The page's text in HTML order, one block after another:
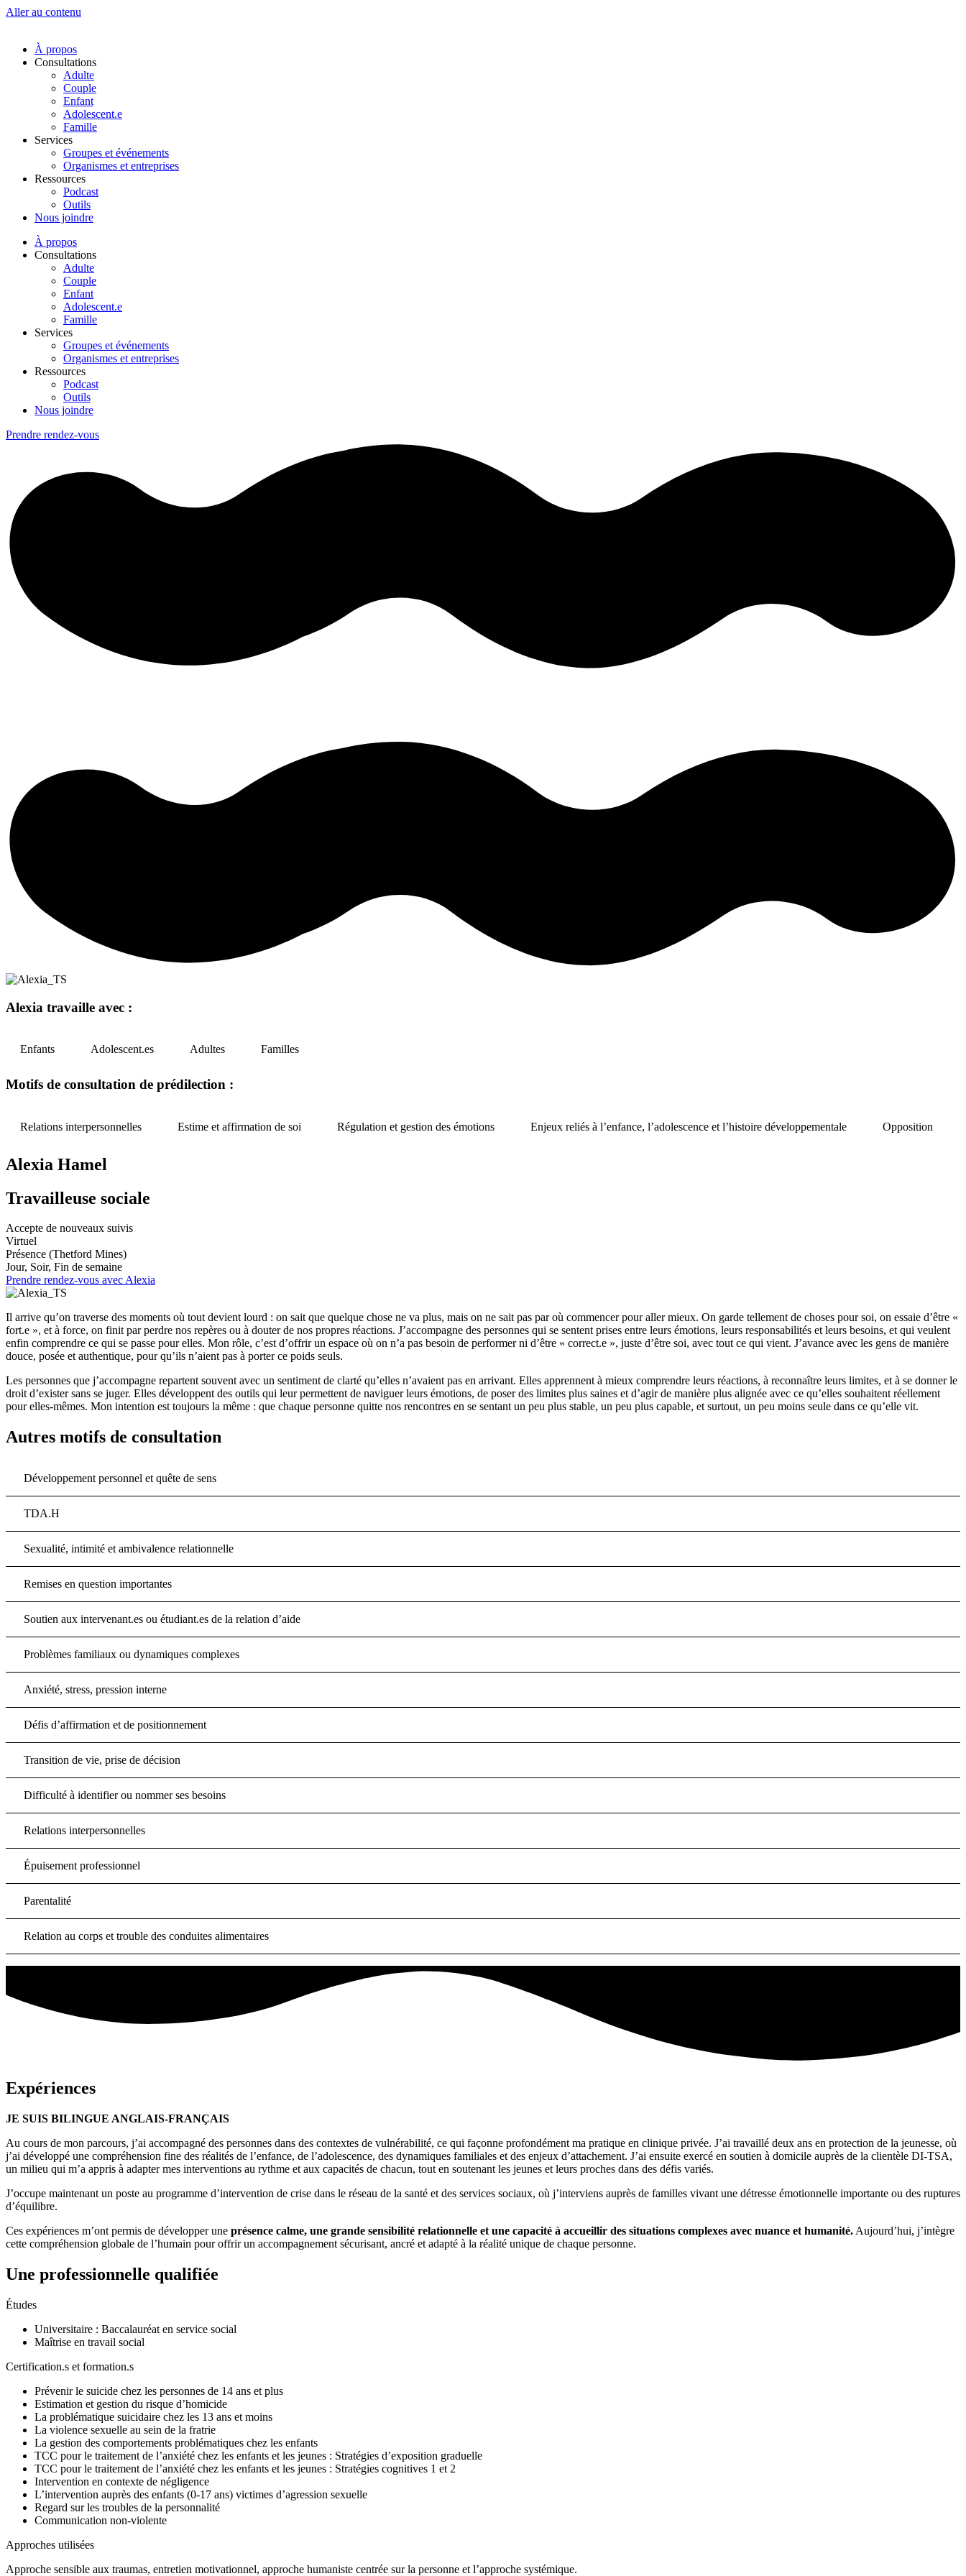
Aller au contenu
À propos
Consultations
Adulte
Couple
Enfant
Adolescent.e
Famille
Services
Groupes et événements
Organismes et entreprises
Ressources
Podcast
Outils
Nous joindre
À propos
Consultations
Adulte
Couple
Enfant
Adolescent.e
Famille
Services
Groupes et événements
Organismes et entreprises
Ressources
Podcast
Outils
Nous joindre
Prendre rendez-vous
Alexia travaille avec :
Enfants Adolescent.es Adultes Familles
Motifs de consultation de prédilection :
Relations interpersonnelles Estime et affirmation de soi Régulation et gestion des émotions Enjeux reliés à l’enfance, l’adolescence et l’histoire développementale Opposition
Alexia Hamel
Travailleuse sociale
Accepte de nouveaux suivis
Virtuel
Présence (Thetford Mines)
Jour, Soir, Fin de semaine
Prendre rendez-vous avec Alexia
Il arrive qu’on traverse des moments où tout devient lourd : on sait que quelque chose ne va plus, mais on ne sait pas par où commencer pour aller mieux. On garde tellement de choses pour soi, on essaie d’être «
fort.e », et à force, on finit par perdre nos repères ou à douter de nos propres réactions. J’accompagne des personnes qui se sentent prises entre leurs émotions, leurs responsabilités et leurs besoins, et qui veulent
enfin comprendre ce qui se passe pour elles. Mon rôle, c’est d’offrir un espace où on n’a pas besoin de performer ni d’être « correct.e », juste d’être soi, avec tout ce qui vient. J’avance avec les gens de manière
douce, posée et authentique, pour qu’ils n’aient pas à porter ce poids seuls.
Les personnes que j’accompagne repartent souvent avec un sentiment de clarté qu’elles n’avaient pas en arrivant. Elles apprennent à mieux comprendre leurs réactions, à reconnaître leurs limites, et à se donner le
droit d’exister sans se juger. Elles développent des outils qui leur permettent de naviguer leurs émotions, de poser des limites plus saines et d’agir de manière plus alignée avec ce qu’elles souhaitent réellement
pour elles-mêmes. Mon intention est toujours la même : que chaque personne quitte nos rencontres en se sentant un peu plus stable, un peu plus capable, et surtout, un peu moins seule dans ce qu’elle vit.
Autres motifs de consultation
Développement personnel et quête de sens
TDA.H
Sexualité, intimité et ambivalence relationnelle
Remises en question importantes
Soutien aux intervenant.es ou étudiant.es de la relation d’aide
Problèmes familiaux ou dynamiques complexes
Anxiété, stress, pression interne
Défis d’affirmation et de positionnement
Transition de vie, prise de décision
Difficulté à identifier ou nommer ses besoins
Relations interpersonnelles
Épuisement professionnel
Parentalité
Relation au corps et trouble des conduites alimentaires
Expériences
JE SUIS BILINGUE ANGLAIS-FRANÇAIS
Au cours de mon parcours, j’ai accompagné des personnes dans des contextes de vulnérabilité, ce qui façonne profondément ma pratique en clinique privée. J’ai travaillé deux ans en protection de la jeunesse, où
j’ai développé une compréhension fine des réalités de l’enfance, de l’adolescence, des dynamiques familiales et des enjeux d’attachement. J’ai ensuite exercé en soutien à domicile auprès de la clientèle DI-TSA,
un milieu qui m’a appris à adapter mes interventions au rythme et aux capacités de chacun, tout en soutenant les jeunes et leurs proches dans des défis variés.
J’occupe maintenant un poste au programme d’intervention de crise dans le réseau de la santé et des services sociaux, où j’interviens auprès de familles vivant une détresse émotionnelle importante ou des ruptures
d’équilibre.
Ces expériences m’ont permis de développer une présence calme, une grande sensibilité relationnelle et une capacité à accueillir des situations complexes avec nuance et humanité. Aujourd’hui, j’intègre
cette compréhension globale de l’humain pour offrir un accompagnement sécurisant, ancré et adapté à la réalité unique de chaque personne.
Une professionnelle qualifiée
Études
Universitaire : Baccalauréat en service social
Maîtrise en travail social
Certification.s et formation.s
Prévenir le suicide chez les personnes de 14 ans et plus
Estimation et gestion du risque d’homicide
La problématique suicidaire chez les 13 ans et moins
La violence sexuelle au sein de la fratrie
La gestion des comportements problématiques chez les enfants
TCC pour le traitement de l’anxiété chez les enfants et les jeunes : Stratégies d’exposition graduelle
TCC pour le traitement de l’anxiété chez les enfants et les jeunes : Stratégies cognitives 1 et 2
Intervention en contexte de négligence
L’intervention auprès des enfants (0-17 ans) victimes d’agression sexuelle
Regard sur les troubles de la personnalité
Communication non-violente
Approches utilisées
Approche sensible aux traumas, entretien motivationnel, approche humaniste centrée sur la personne et l’approche systémique.